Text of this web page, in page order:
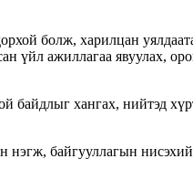
болж, харилцан
үйл ажиллагаа явуулах,
байдлыг хангах, нийтэд
байгууллагын